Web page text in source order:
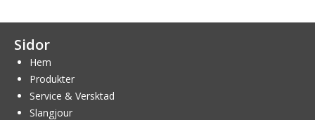
Sidor
Hem
Produkter
Service & Versktad
Slangjour